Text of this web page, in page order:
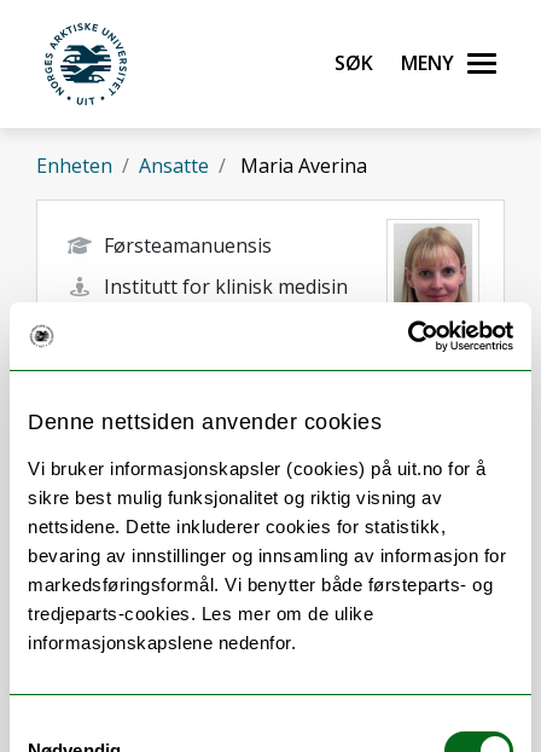
Denne nettsiden anvender cookies
Vi bruker informasjonskapsler (cookies) på uit.no for å
sikre best mulig funksjonalitet og riktig visning av
nettsidene. Dette inkluderer cookies for statistikk,
bevaring av innstillinger og innsamling av informasjon for
markedsføringsformål. Vi benytter både førsteparts- og
tredjeparts-cookies. Les mer om de ulike
informasjonskapslene nedenfor.
Gå til hovedinnhold
UiT Norges arktiske universitet
Søk Meny
Enheten Ansatte Maria Averina
Førsteamanuensis
Institutt for klinisk medisin
Tromsø
Om
Forskning og undervisning
Publikasjoner